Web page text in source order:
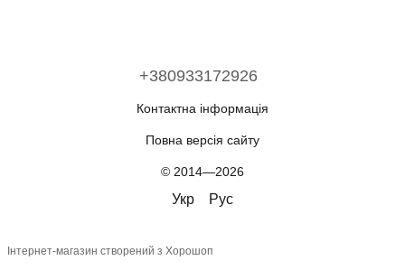
+380933172926
Контактна інформація
Повна версія сайту
© 2014—2026
Укр Рус
Інтернет-магазин створений з Хорошоп